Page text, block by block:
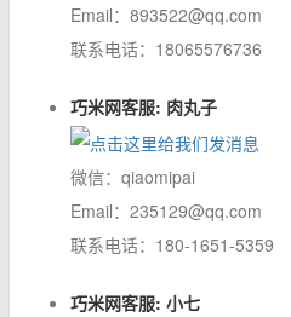
Email：893522@qq.com
联系电话：18065576736
巧米网客服: 肉丸子
微信：qiaomipai
Email：235129@qq.com
联系电话：180-1651-5359
巧米网客服: 小七